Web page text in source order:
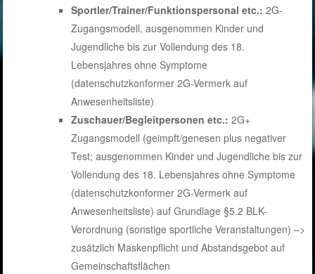
Sportler/Trainer/Funktionspersonal etc.: 2G-
Zugangsmodell, ausgenommen Kinder und
Jugendliche bis zur Vollendung des 18.
Lebensjahres ohne Symptome
(datenschutzkonformer 2G-Vermerk auf
Anwesenheitsliste)
Zuschauer/Begleitpersonen etc.: 2G+
Zugangsmodell (geimpft/genesen plus negativer
Test; ausgenommen Kinder und Jugendliche bis zur
Vollendung des 18. Lebensjahres ohne Symptome
(datenschutzkonformer 2G-Vermerk auf
Anwesenheitsliste) auf Grundlage §5.2 BLK-
Verordnung (sonstige sportliche Veranstaltungen) –>
zusätzlich Maskenpflicht und Abstandsgebot auf
Gemeinschaftsflächen